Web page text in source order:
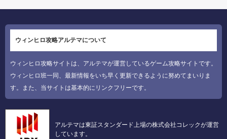
ウィンヒロ攻略アルテマについて
ウィンヒロ攻略サイトは、アルテマが運営しているゲーム攻略サイトです。
ウィンヒロ班一同、最新情報をいち早く更新できるように努めてまいりま
す。また、当サイトは基本的にリンクフリーです。
アルテマは東証スタンダード上場の株式会社コレックが運営
しています。